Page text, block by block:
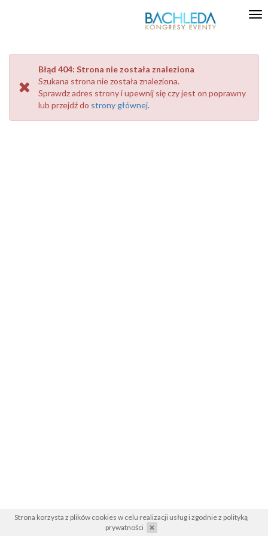
Strona korzysta z plików cookies w celu realizacji usług i zgodnie z polityką
prywatności
Błąd 404: Strona nie została znaleziona
Szukana stronanie została znaleziona.
Sprawdz adres strony i upewnij się czy jest on poprawny
lub przejdź do strony głównej.